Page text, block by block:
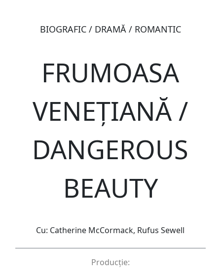
BIOGRAFIC / DRAMĂ / ROMANTIC
FRUMOASA
VENEȚIANĂ /
DANGEROUS
BEAUTY
Cu: Catherine McCormack, Rufus Sewell
Producție: